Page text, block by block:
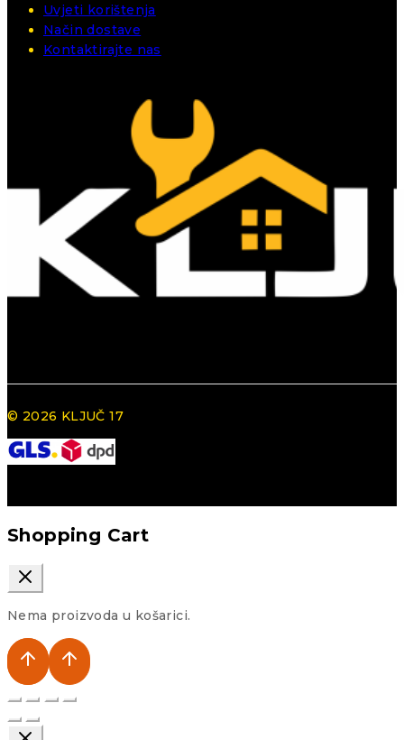
Uvjeti korištenja
Način dostave
Kontaktirajte nas
© 2026 KLJUČ 17
Shopping Cart
Nema proizvoda u košarici.